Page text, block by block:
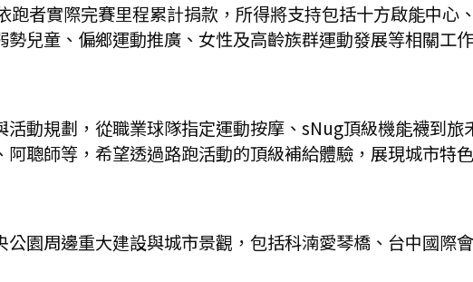
者實際完賽里程累計捐款，所得將支持包括十方啟能中心
兒童、偏鄉運動推廣、女性及高齡族群運動發展等相關工
動規劃，從職業球隊指定運動按摩、sNug頂級機能襪到
聰師等，希望透過路跑活動的頂級補給體驗，展現城市特
園周邊重大建設與城市景觀，包括科湳愛琴橋、台中國際